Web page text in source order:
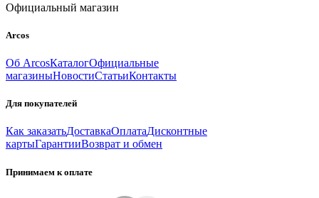
Официальный магазин
Arcos
Об ArcosКаталогОфициальные
магазиныНовостиСтатьиКонтакты
Для покупателей
Как заказатьДоставкаОплатаДисконтные
картыГарантииВозврат и обмен
Принимаем к оплате